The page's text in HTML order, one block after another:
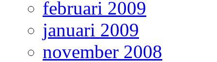
februari 2009
januari 2009
november 2008